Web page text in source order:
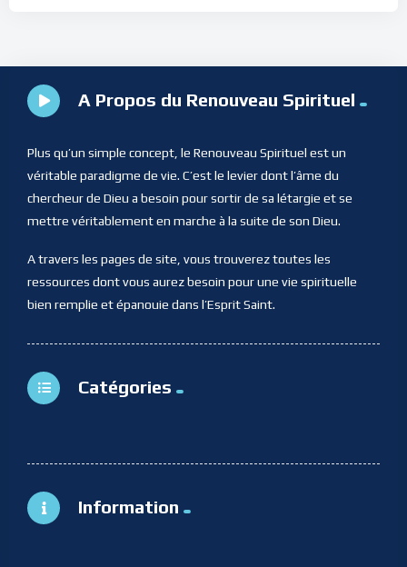
A Propos du Renouveau Spirituel
Plus qu’un simple concept, le Renouveau Spirituel est un
véritable paradigme de vie. C’est le levier dont l’âme du
chercheur de Dieu a besoin pour sortir de sa létargie et se
mettre véritablement en marche à la suite de son Dieu.
A travers les pages de site, vous trouverez toutes les
ressources dont vous aurez besoin pour une vie spirituelle
bien remplie et épanouie dans l’Esprit Saint.
Catégories
Information